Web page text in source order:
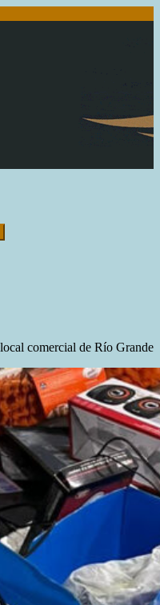
comercial de Río Grande